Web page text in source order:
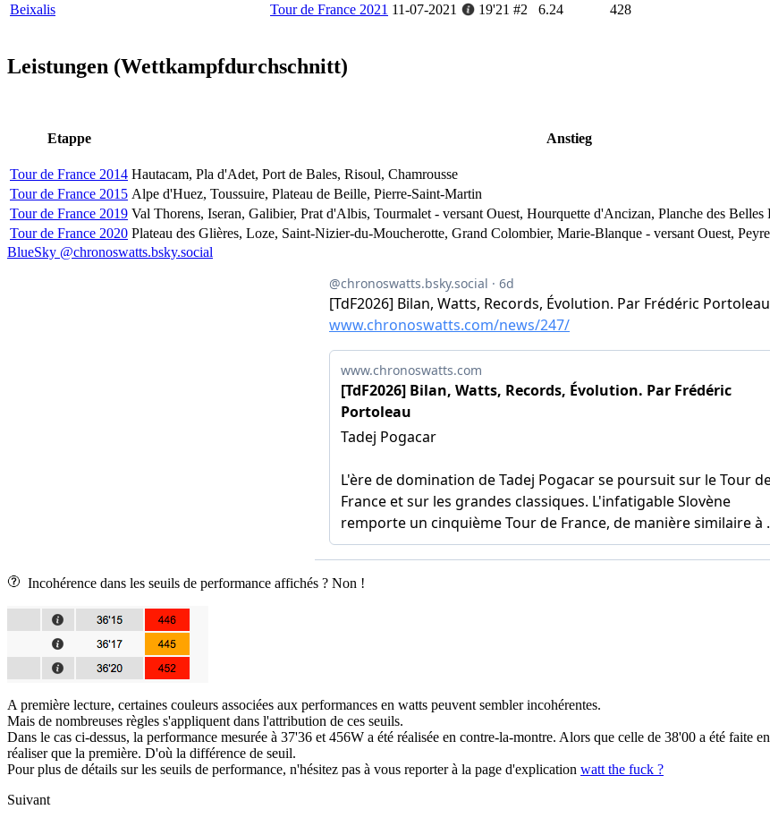
Beixalis
Tour de France 2021 11-07-2021 19'21 #2 6.24 428
Leistungen (Wettkampfdurchschnitt)
Etappe Anstieg
Tour de France 2014 Hautacam, Pla d'Adet, Port de Bales, Risoul, Chamrousse
Tour de France 2015 Alpe d'Huez, Toussuire, Plateau de Beille, Pierre-Saint-Martin
Tour de France 2019 Val Thorens, Iseran, Galibier, Prat d'Albis, Tourmalet - versant Ouest, Hourquette d'Ancizan, Planche des Belles
Tour de France 2020 Plateau des Glières, Loze, Saint-Nizier-du-Moucherotte, Grand Colombier, Marie-Blanque - versant Ouest,
BlueSky @chronoswatts.bsky.social
Incohérence dans les seuils de performance affichés ? Non !
A première lecture, certaines couleurs associées aux performances en watts peuvent sembler incohérentes.
Mais de nombreuses règles s'appliquent dans l'attribution de ces seuils.
Dans le cas ci-dessus, la performance mesurée à 37'36 et 456W a été réalisée en contre-la-montre. Alors que celle de 38'00 a été faite
réaliser que la première. D'où la différence de seuil.
Pour plus de détails sur les seuils de performance, n'hésitez pas à vous reporter à la page d'explication watt the fuck ?
Suivant